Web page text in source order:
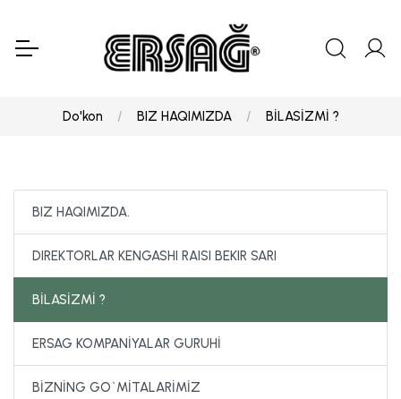
Do'kon BIZ HAQIMIZDA BİLASİZMİ ?
BIZ HAQIMIZDA.
DIREKTORLAR KENGASHI RAISI BEKIR SARI
BİLASİZMİ ?
ERSAG KOMPANİYALAR GURUHİ
BİZNİNG GO`MİTALARİMİZ